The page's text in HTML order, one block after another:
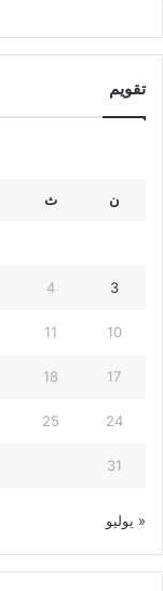
تقويم
ن ث
3
4
10
11
17
18
24
25
31
« يوليو